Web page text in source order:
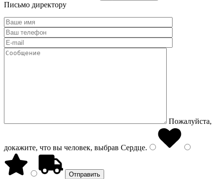
Письмо директору
Пожалуйста,
докажите, что вы человек, выбрав Сердце.